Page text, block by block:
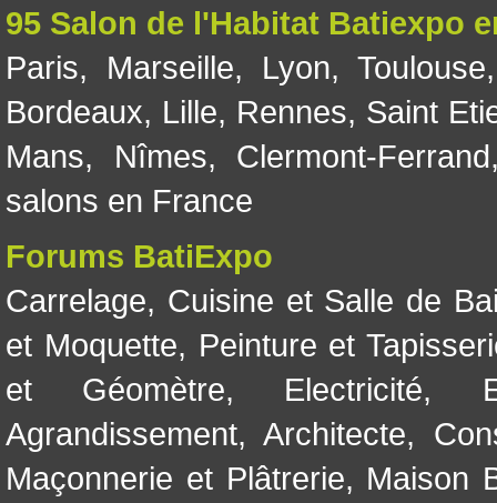
95 Salon de l'Habitat Batiexpo
Paris, Marseille, Lyon, Toulouse
Bordeaux, Lille, Rennes, Saint
Mans, Nîmes, Clermont-Ferrand
salons en France
Forums BatiExpo
Carrelage, Cuisine et Salle de
et Moquette, Peinture et
et Géomètre, Electricité,
Agrandissement, Architecte,
Maçonnerie et Plâtrerie, Maison